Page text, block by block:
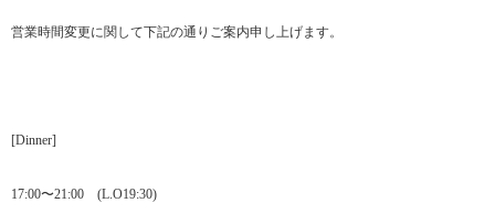
営業時間変更に関して下記の通りご案内申し上げます。
[Dinner]
17:00〜21:00 (L.O19:30)